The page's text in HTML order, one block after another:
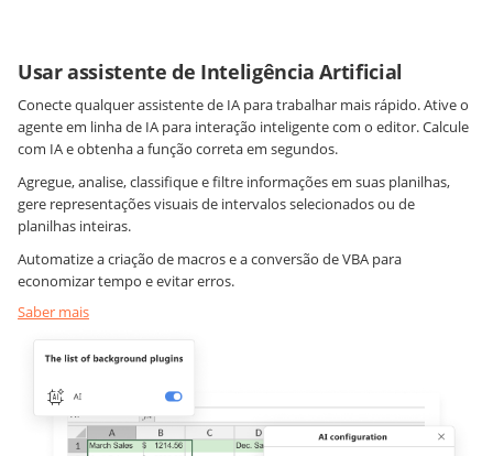
Usar assistente de Inteligência Artificial
Conecte qualquer assistente de IA para trabalhar mais rápido. Ative o
agente em linha de IA para interação inteligente com o editor. Calcule
com IA e obtenha a função correta em segundos.
Agregue, analise, classifique e filtre informações em suas planilhas,
gere representações visuais de intervalos selecionados ou de
planilhas inteiras.
Automatize a criação de macros e a conversão de VBA para
economizar tempo e evitar erros.
Saber mais